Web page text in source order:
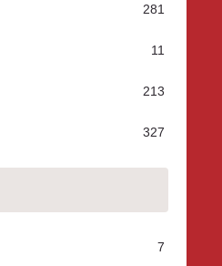
281
11
213
327
7